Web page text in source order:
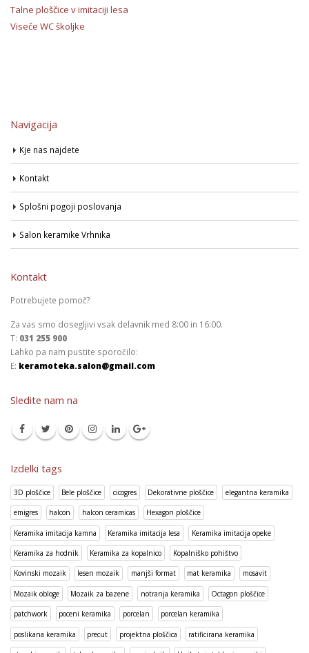
Talne ploščice v imitaciji lesa
Viseče WC školjke
Navigacija
Kje nas najdete
Kontakt
Splošni pogoji poslovanja
Salon keramike Vrhnika
Kontakt
Potrebujete pomoč?
Za vas smo dosegljivi vsak delavnik med 8:00 in 16:00.
T: 031 255 900
Lahko pa nam pustite sporočilo:
E: keramoteka.salon@gmail.com
Sledite nam na
Izdelki tags
3D ploščice Bele ploščice cicogres Dekorativne ploščice elegantna keramika
emigres halcon halcon ceramicas Hexagon ploščice
Keramika imitacija kamna Keramika imitacija lesa Keramika imitacija opeke
Keramika za hodnik Keramika za kopalnico Kopalniško pohištvo
Kovinski mozaik lesen mozaik manjši format mat keramika mosavit
Mozaik obloge Mozaik za bazene notranja keramika Octagon ploščice
patchwork poceni keramika porcelan porcelan keramika
poslikana keramika precut projektna ploščica ratificirana keramika